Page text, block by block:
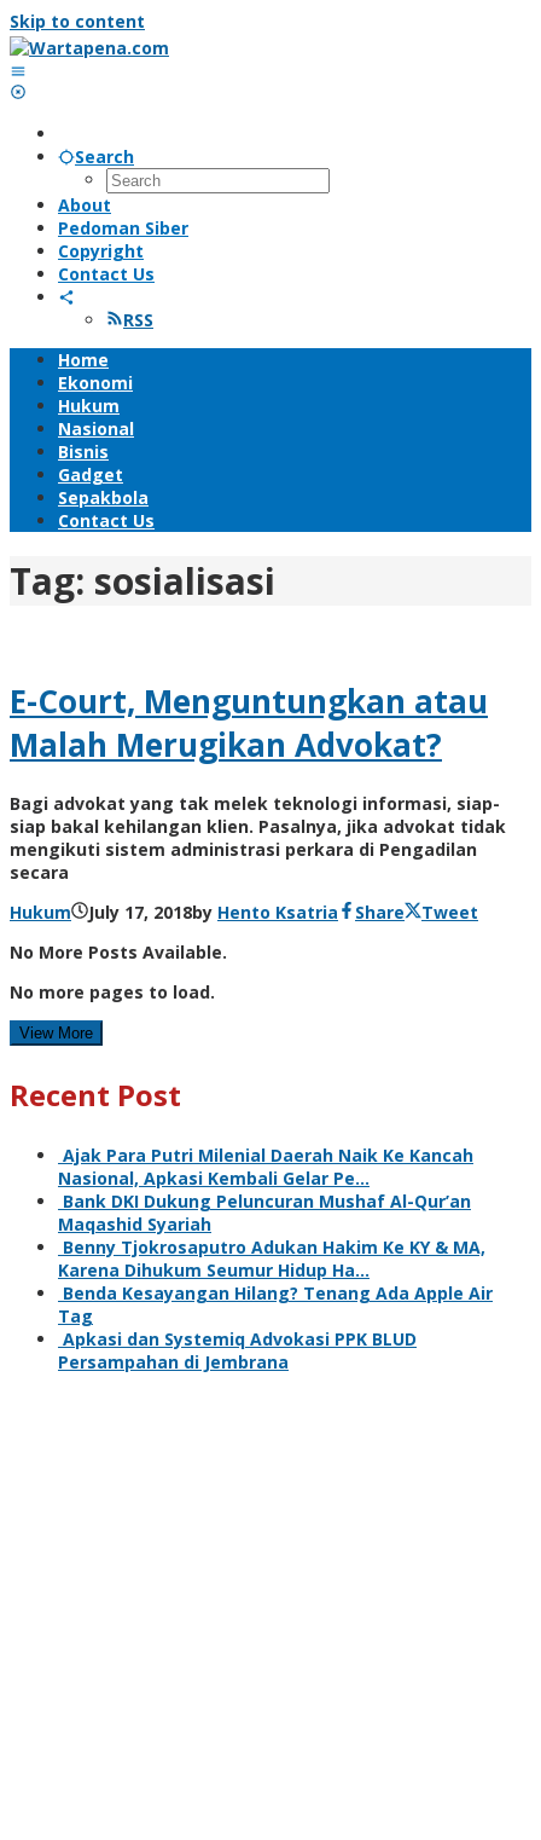
Skip to content
Search
About
Pedoman Siber
Copyright
Contact Us
RSS
Home
Ekonomi
Hukum
Nasional
Bisnis
Gadget
Sepakbola
Contact Us
Tag: sosialisasi
E-Court, Menguntungkan atau
Malah Merugikan Advokat?
Bagi advokat yang tak melek teknologi informasi, siap-
siap bakal kehilangan klien. Pasalnya, jika advokat tidak
mengikuti sistem administrasi perkara di Pengadilan
secara
Hukum
July 17, 2018by Hento Ksatria Share
Tweet
No More Posts Available.
No more pages to load.
View More
Recent Post
Ajak Para Putri Milenial Daerah Naik Ke Kancah
Nasional, Apkasi Kembali Gelar Pe…
Bank DKI Dukung Peluncuran Mushaf Al-Qur’an
Maqashid Syariah
Benny Tjokrosaputro Adukan Hakim Ke KY & MA,
Karena Dihukum Seumur Hidup Ha…
Benda Kesayangan Hilang? Tenang Ada Apple Air
Tag
Apkasi dan Systemiq Advokasi PPK BLUD
Persampahan di Jembrana